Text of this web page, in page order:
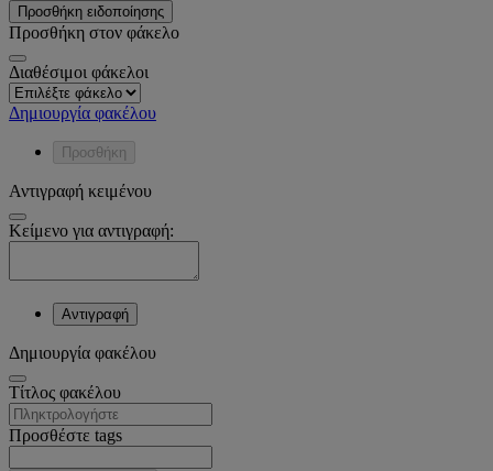
Προσθήκη ειδοποίησης
Προσθήκη στον φάκελο
Διαθέσιμοι φάκελοι
Δημιουργία φακέλου
Προσθήκη
Αντιγραφή κειμένου
Κείμενο για αντιγραφή:
Αντιγραφή
Δημιουργία φακέλου
Tίτλος φακέλου
Προσθέστε tags